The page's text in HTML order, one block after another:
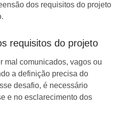
dos requisitos do projeto
requisitos do projeto
mal comunicados, vagos ou
a definição precisa do
desafio, é necessário
e no esclarecimento dos